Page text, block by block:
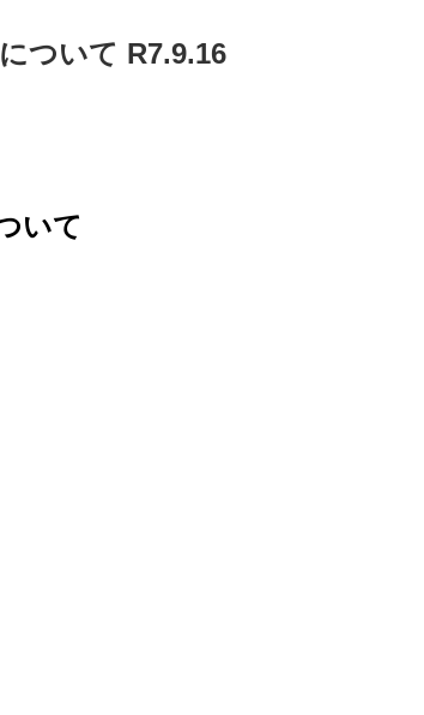
ついて R7.9.16
いて